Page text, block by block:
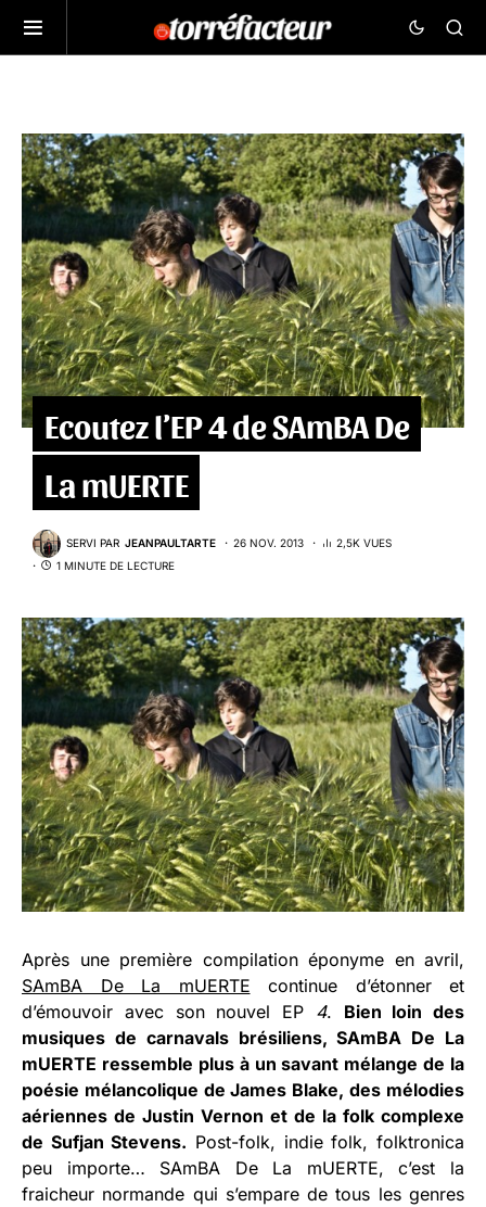
Ecoutez l’EP 4 de SAmBA De
La mUERTE
SERVI PAR JEANPAULTARTE 26 NOV. 2013
2,5K VUES
1 MINUTE DE LECTURE
Après une première compilation éponyme en avril,
SAmBA De La mUERTE continue d’étonner et
d’émouvoir avec son nouvel EP 4. Bien loin des
musiques de carnavals brésiliens, SAmBA De La
mUERTE ressemble plus à un savant mélange de la
poésie mélancolique de James Blake, des mélodies
aériennes de Justin Vernon et de la folk complexe
de Sufjan Stevens. Post-folk, indie folk, folktronica
peu importe… SAmBA De La mUERTE, c’est la
fraicheur normande qui s’empare de tous les genres